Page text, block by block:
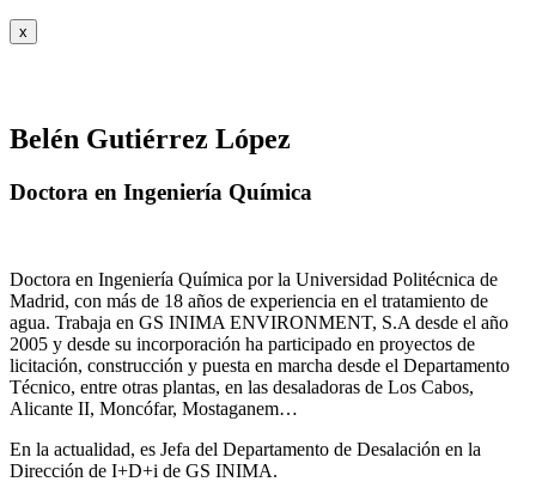
x
Belén Gutiérrez López
Doctora en Ingeniería Química
Doctora en Ingeniería Química por la Universidad Politécnica de
Madrid, con más de 18 años de experiencia en el tratamiento de
agua. Trabaja en GS INIMA ENVIRONMENT, S.A desde el año
2005 y desde su incorporación ha participado en proyectos de
licitación, construcción y puesta en marcha desde el Departamento
Técnico, entre otras plantas, en las desaladoras de Los Cabos,
Alicante II, Moncófar, Mostaganem…
En la actualidad, es Jefa del Departamento de Desalación en la
Dirección de I+D+i de GS INIMA.